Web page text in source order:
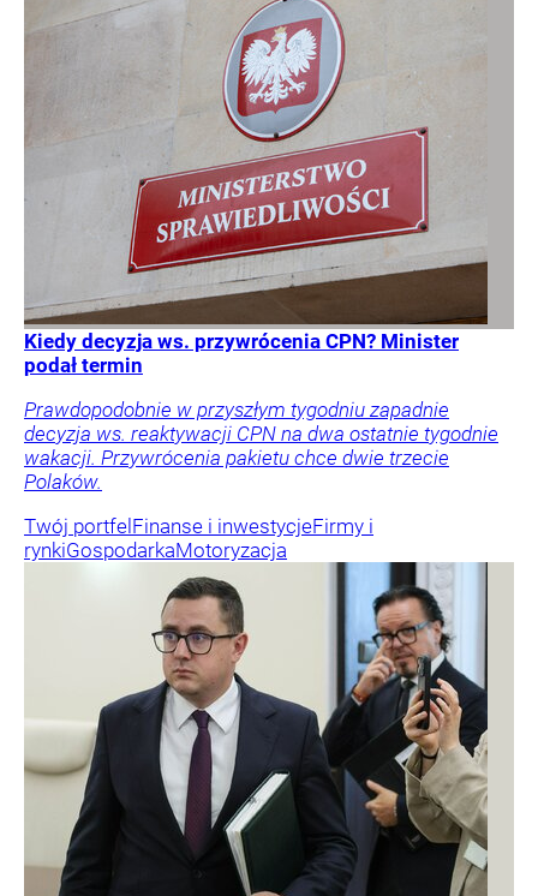
Kiedy decyzja ws. przywrócenia CPN? Minister
podał termin
Prawdopodobnie w przyszłym tygodniu zapadnie
decyzja ws. reaktywacji CPN na dwa ostatnie tygodnie
wakacji. Przywrócenia pakietu chce dwie trzecie
Polaków.
Twój portfel Finanse i inwestycjeFirmy i
rynkiGospodarkaMotoryzacja